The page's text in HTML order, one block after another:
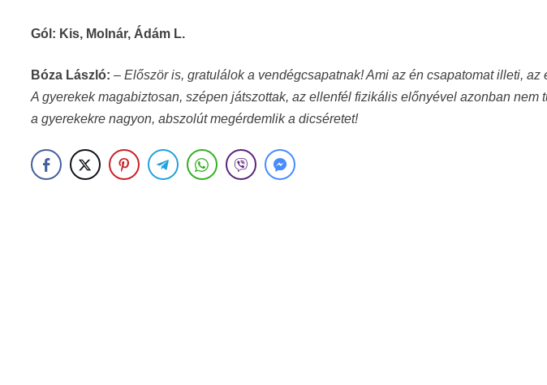
Gól: Kis, Molnár, Ádám L.
Bóza László: –Először is, gratulálok a vendégcsapatnak! Ami az én csapatomat illeti, az
A gyerekek magabiztosan, szépen játszottak, az ellenfél fizikális előnyével azonban nem
a gyerekekre nagyon, abszolút megérdemlik a dicséretet!